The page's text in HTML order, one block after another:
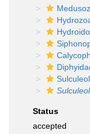
Status
accepted